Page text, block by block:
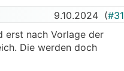
9.10.2024 (#31
erst nach Vorlage der
Die werden doch